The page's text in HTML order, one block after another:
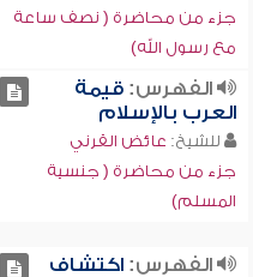
جزء من محاضرة ( نصف ساعة
مع رسول الله)
الفهرس:قيمة
العرب بالإسلام
للشيخ: عائض القرني
جزء من محاضرة ( جنسية
المسلم)
الفهرس:اكتشاف